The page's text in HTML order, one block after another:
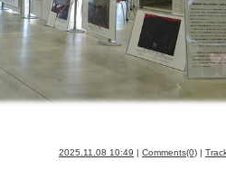
2025.11.08 10:49 | Comments(0) |